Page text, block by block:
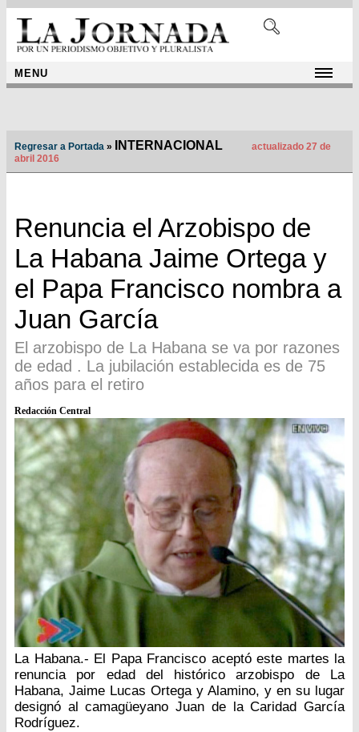
MENU
Regresar a Portada » INTERNACIONAL
actualizado 27 de
abril 2016
Renuncia el Arzobispo de
La Habana Jaime Ortega y
el Papa Francisco nombra a
Juan García
El arzobispo de La Habana se va por razones
de edad . La jubilación establecida es de 75
años para el retiro
Redacción Central
La Habana.- El Papa Francisco aceptó este martes la
renuncia por edad del histórico arzobispo de La
Habana, Jaime Lucas Ortega y Alamino, y en su lugar
designó al camagüeyano Juan de la Caridad García
Rodríguez.